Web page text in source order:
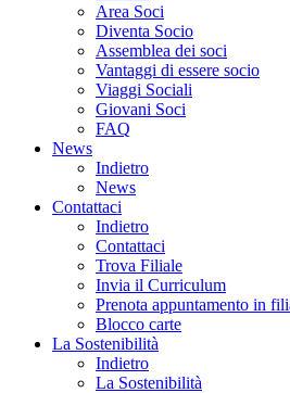
Area Soci
Diventa Socio
Assemblea dei soci
Vantaggi di essere socio
Viaggi Sociali
Giovani Soci
FAQ
News
Indietro
News
Contattaci
Indietro
Contattaci
Trova Filiale
Invia il Curriculum
Prenota appuntamento in
Blocco carte
La Sostenibilità
Indietro
La Sostenibilità